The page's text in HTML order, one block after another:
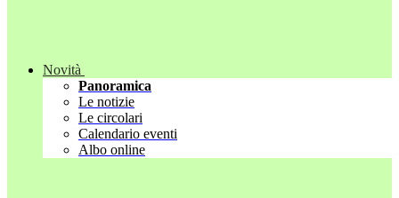
Novità
Panoramica
Le notizie
Le circolari
Calendario eventi
Albo online